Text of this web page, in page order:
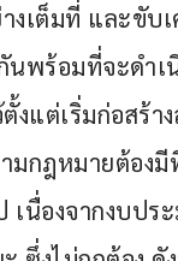
งเต็มที่ และขั
นพร้อมที่จะดำ
งแต่เริ่มก่อสร้า
มกฎหมายต้อง
เนื่องจากงบ